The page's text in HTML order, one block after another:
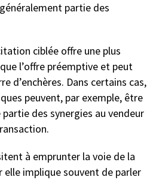
partie des
ciblée offre une plus
l’offre préemptive et peut
d’enchères. Dans certains cas,
peuvent, par exemple, être
des synergies au vendeur
à emprunter la voie de la
implique souvent de parler